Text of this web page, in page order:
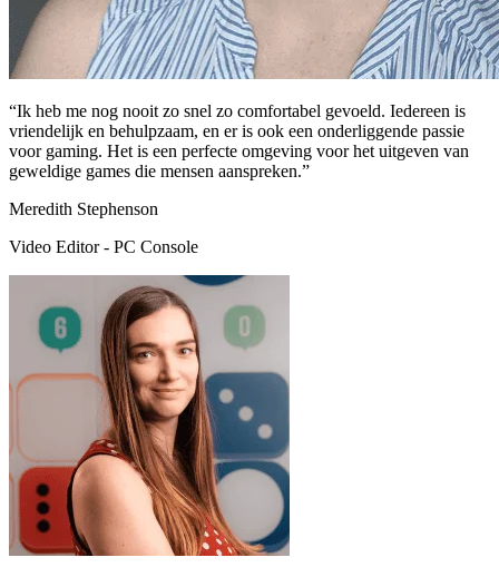
“Ik heb me nog nooit zo snel zo comfortabel gevoeld. Iedereen is
vriendelijk en behulpzaam, en er is ook een onderliggende passie
voor gaming. Het is een perfecte omgeving voor het uitgeven van
geweldige games die mensen aanspreken.”
Meredith Stephenson
Video Editor - PC Console